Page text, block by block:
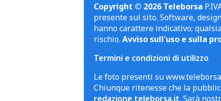
Copyright © 2026 Teleborsa
presente sul sito. Software,
hanno carattere indicativo;
rischio. Avviso sull'uso e sulla
Termini e condizioni di utilizzo
Le foto presenti su
Chiunque ritenesse che la
redazione teleborsa.it. Sarà